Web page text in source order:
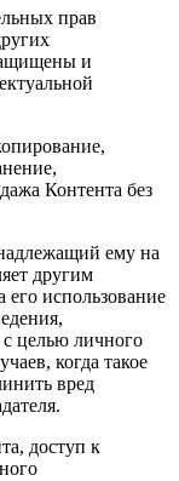
прав
и
Контента без
ему на
другим
его использование
целью личного
когда такое
вред
доступ к